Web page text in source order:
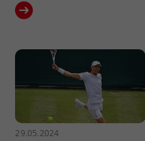
29.05.2024